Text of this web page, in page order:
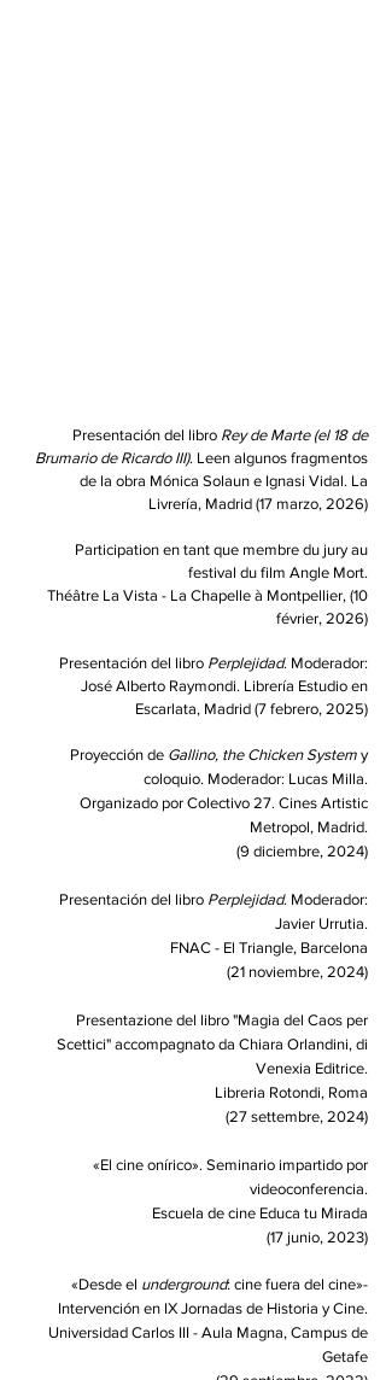
Presentación del libro Rey de Marte (el 18 de
Brumario de Ricardo III). Leen algunos fragmentos
de la obra Mónica Solaun e Ignasi Vidal. La
Livrería, Madrid (17 marzo, 2026)
Participation en tant que membre du jury au
festival du film Angle Mort.
Théâtre La Vista - La Chapelle à Montpellier, (10
février, 2026)
Presentación del libro Perplejidad. Moderador:
José Alberto Raymondi. Librería Estudio en
Escarlata, Madrid (7 febrero, 2025)
Proyección de Gallino, the Chicken System y
coloquio. Moderador: Lucas Milla.
Organizado por Colectivo 27. Cines Artistic
Metropol, Madrid.
(9 diciembre, 2024)
Presentación del libro Perplejidad. Moderador:
Javier Urrutia.
FNAC - El Triangle, Barcelona
(21 noviembre, 2024)
Presentazione del libro "Magia del Caos per
Scettici" accompagnato da Chiara Orlandini, di
Venexia Editrice.
Libreria Rotondi, Roma
(27 settembre, 2024)
«El cine onírico». Seminario impartido por
videoconferencia.
Escuela de cine Educa tu Mirada
(17 junio, 2023)
«Desde el underground: cine fuera del cine»-
Intervención en IX Jornadas de Historia y Cine.
Universidad Carlos III - Aula Magna, Campus de
Getafe